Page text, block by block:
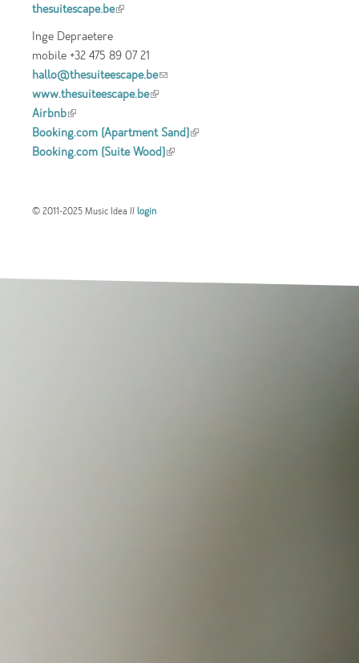
thesuitescape.be(link is external)
Inge Depraetere
mobile +32 475 89 07 21
hallo@thesuiteescape.be(link sends e-mail)
www.thesuiteescape.be(link is external)
Airbnb(link is external)
Booking.com (Apartment Sand)(link is
Booking.com (Suite Wood)(link is external)
© 2011-2025 Music Idea //login